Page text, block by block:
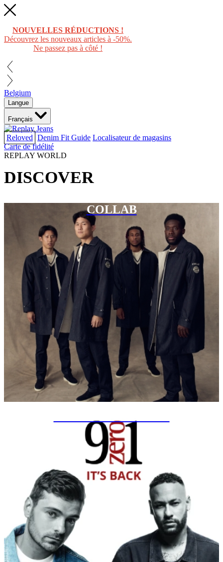
NOUVELLES RÉDUCTIONS !
Découvrez les nouveaux articles à -50%.
Ne passez pas à côté !
Belgium
Langue
Français
Reloved Denim Fit Guide Localisateur de magasins
Carte de fidélité
REPLAY WORLD
DISCOVER
COLLAB